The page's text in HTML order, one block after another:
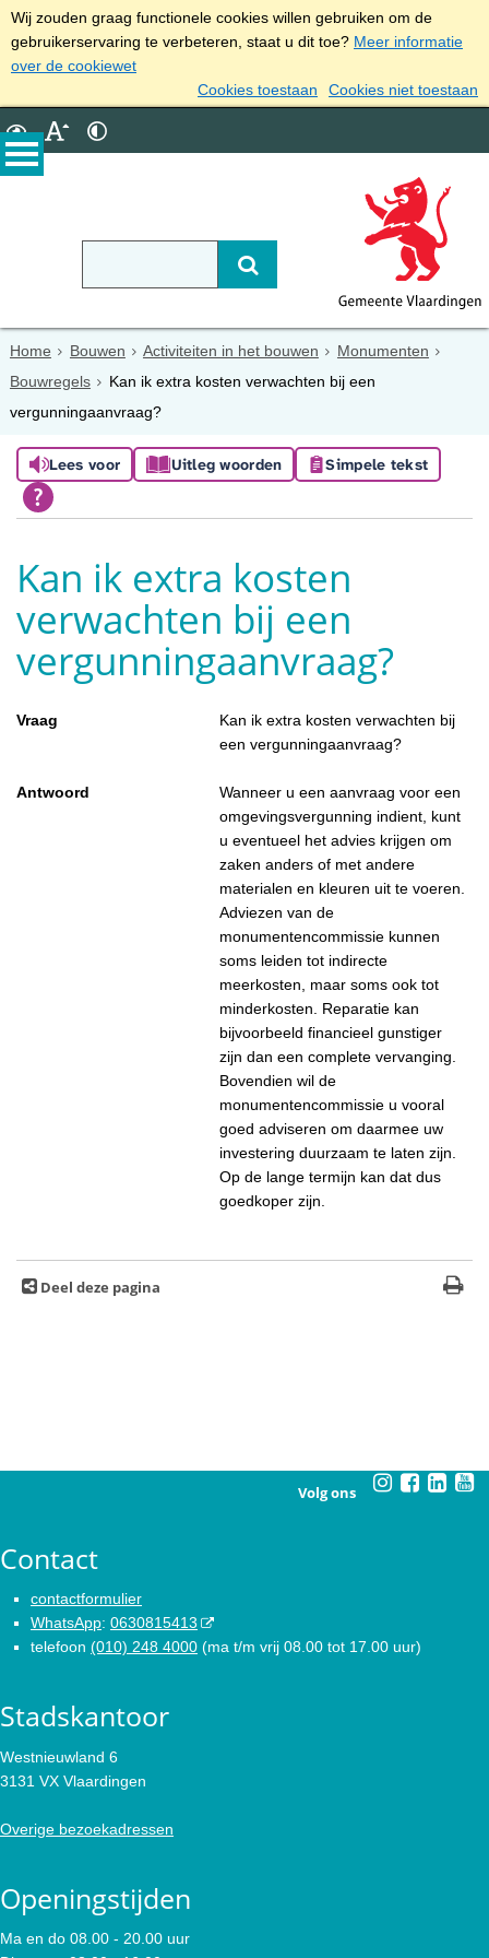
Wij zouden graag functionele cookies willen gebruiken om de
gebruikerservaring te verbeteren, staat u dit toe? Meer informatie
over de cookiewet
Cookies toestaan
Cookies niet toestaan
Home Bouwen Activiteiten in het bouwen
Monumenten
Bouwregels
Kan ik extra kosten verwachten bij een
vergunningaanvraag?
Lees voor Uitleg woorden Simpele tekst
Kan ik extra kosten
verwachten bij een
vergunningaanvraag?
Vraag
Kan ik extra kosten verwachten bij
een vergunningaanvraag?
Antwoord
Wanneer u een aanvraag voor een
omgevingsvergunning indient, kunt
u eventueel het advies krijgen om
zaken anders of met andere
materialen en kleuren uit te voeren.
Adviezen van de
monumentencommissie kunnen
soms leiden tot indirecte
meerkosten, maar soms ook tot
minderkosten. Reparatie kan
bijvoorbeeld financieel gunstiger
zijn dan een complete vervanging.
Bovendien wil de
monumentencommissie u vooral
goed adviseren om daarmee uw
investering duurzaam te laten zijn.
Op de lange termijn kan dat dus
goedkoper zijn.
Deel deze pagina
Volg ons
Contact
contactformulier
WhatsApp: 0630815413
telefoon (010) 248 4000 (ma t/m vrij 08.00 tot 17.00 uur)
Stadskantoor
Westnieuwland 6
3131 VX Vlaardingen
Overige bezoekadressen
Openingstijden
Ma en do 08.00 - 20.00 uur